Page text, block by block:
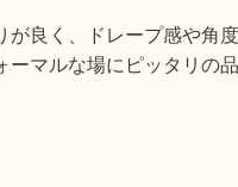
が良く、ドレープ感や角
ーマルな場にピッタリの